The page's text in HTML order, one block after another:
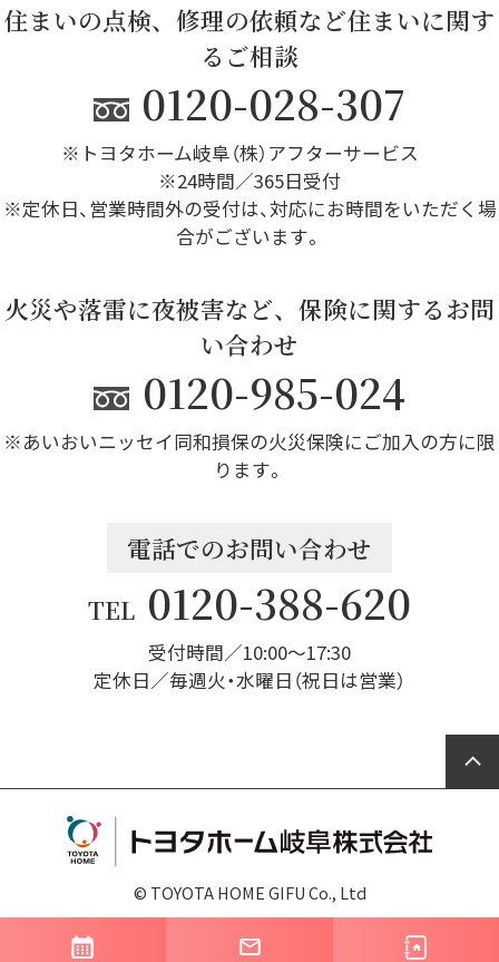
住まいの点検、修理の依頼など住まいに関す
るご相談
0120-028-307
※トヨタホーム岐阜（株）アフターサービス
※24時間／365日受付
※定休日、営業時間外の受付は、対応にお時間をいただく場
合がございます。
火災や落雷に夜被害など、保険に関するお問
い合わせ
0120-985-024
※あいおいニッセイ同和損保の火災保険にご加入の方に限
ります。
電話でのお問い合わせ
TEL 0120-388-620
受付時間／10:00～17:30
定休日／毎週火・水曜日（祝日は営業）
© TOYOTA HOME GIFU Co., Ltd